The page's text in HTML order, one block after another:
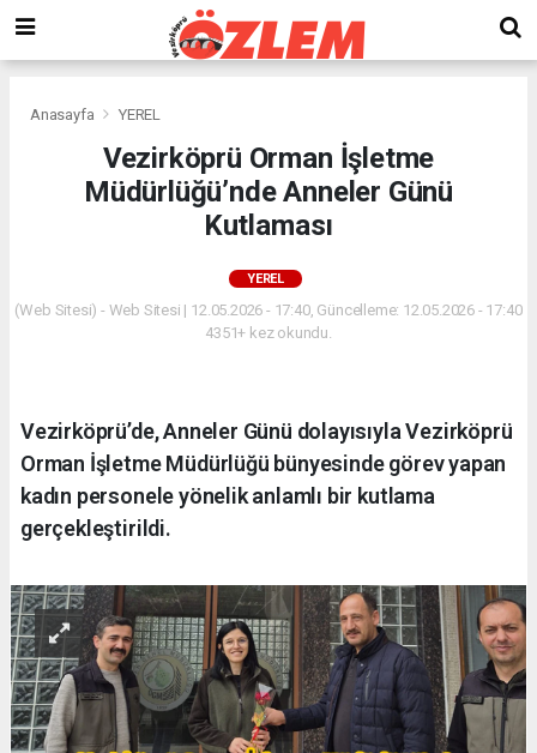
Anasayfa YEREL
Vezirköprü Orman İşletme
Müdürlüğü’nde Anneler Günü
Kutlaması
YEREL
(Web Sitesi) - Web Sitesi | 12.05.2026 - 17:40, Güncelleme: 12.05.2026 - 17:40
4351+ kez okundu.
Vezirköprü’de, Anneler Günü dolayısıyla Vezirköprü
Orman İşletme Müdürlüğü bünyesinde görev yapan
kadın personele yönelik anlamlı bir kutlama
gerçekleştirildi.